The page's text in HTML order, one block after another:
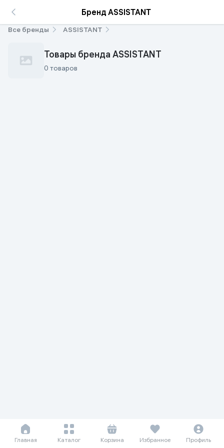
Бренд ASSISTANT
Все бренды ASSISTANT
Товары бренда ASSISTANT
0 товаров
Главная Каталог Корзина Избранное Профиль